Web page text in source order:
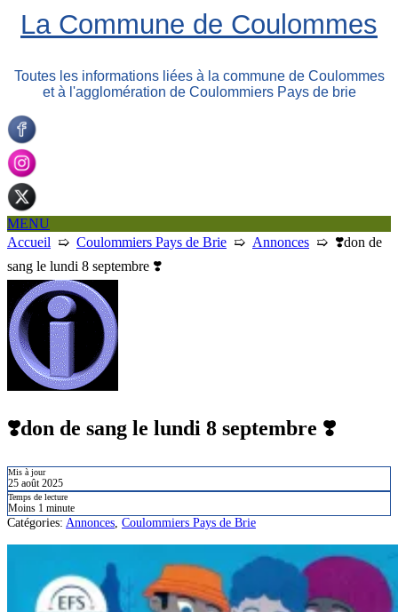
La Commune de Coulommes
Toutes les informations liées à la commune de Coulommes
et à l'agglomération de Coulommiers Pays de brie
MENU
Accueil ➯ Coulommiers Pays de Brie ➯ Annonces ➯ ❣️​don de
sang le lundi 8 septembre ❣️​
❣️​don de sang le lundi 8 septembre ❣️​
Mis à jour
25 août 2025
Temps de lecture
Moins 1 minute
Catégories: Annonces, Coulommiers Pays de Brie